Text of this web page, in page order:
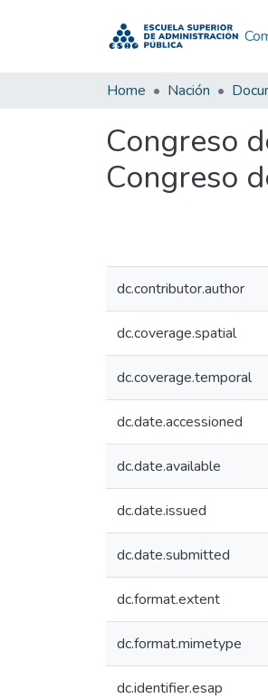
Home Nación
Congreso
Congreso
dc.contributor.author
dc.coverage.spatial
dc.coverage.temporal
dc.date.accessioned
dc.date.available
dc.date.issued
dc.date.submitted
dc.format.extent
dc.format.mimetype
dc.identifier.esap